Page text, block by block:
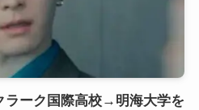
ラーク国際高校→明海大学を